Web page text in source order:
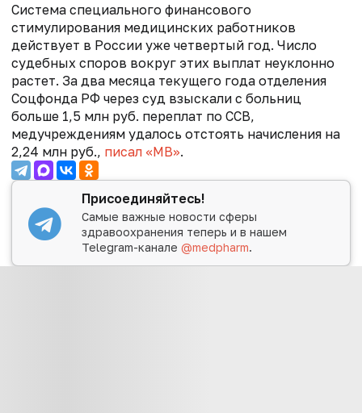
Система специального финансового
стимулирования медицинских работников
действует в России уже четвертый год. Число
судебных споров вокруг этих выплат неуклонно
растет. За два месяца текущего года отделения
Соцфонда РФ через суд взыскали с больниц
больше 1,5 млн руб. переплат по ССВ,
медучреждениям удалось отстоять начисления на
2,24 млн руб., писал «МВ».
Присоединяйтесь!
Самые важные новости сферы
здравоохранения теперь и в нашем
Telegram-канале@medpharm.